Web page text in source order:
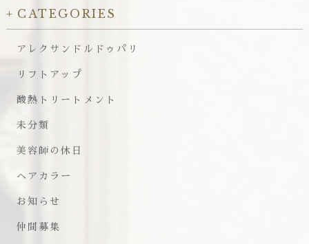
CATEGORIES
アレクサンドルドゥパリ
リフトアップ
酸熱トリートメント
未分類
美容師の休日
ヘアカラー
お知らせ
仲間募集